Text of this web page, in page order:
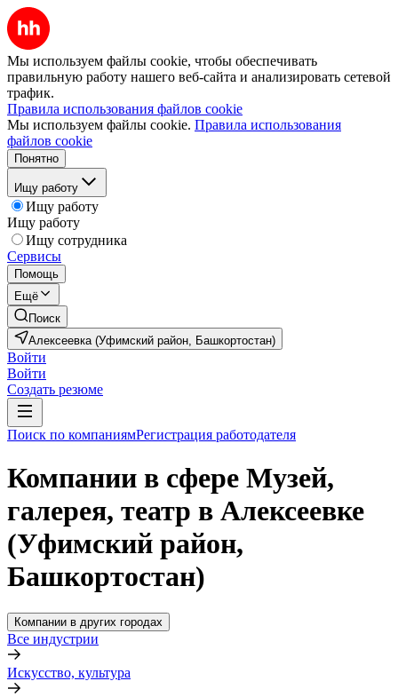
Мы используем файлы cookie, чтобы обеспечивать
правильную работу нашего веб-сайта и анализировать сетевой
трафик.
Правила использования файлов cookie
Мы используем файлы cookie. Правила использования
файлов cookie
Понятно
Ищу работу
Ищу работу
Ищу работу
Ищу сотрудника
Сервисы
Помощь
Ещё
Поиск
Алексеевка (Уфимский район, Башкортостан)
Войти
Войти
Создать резюме
Поиск по компаниямРегистрация работодателя
Компании в сфере Музей,
галерея, театр в Алексеевке
(Уфимский район,
Башкортостан)
Компании в других городах
Все индустрии
Искусство, культура